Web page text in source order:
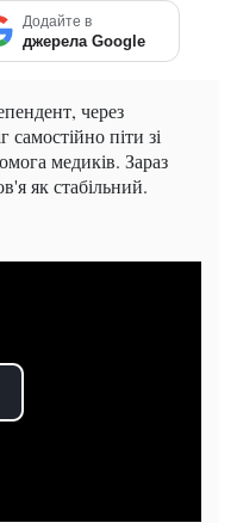
Додайте в
джерела Google
через
піти зі
медиків. Зараз
як стабільний.